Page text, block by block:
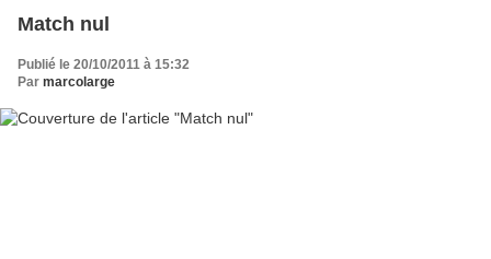
Match nul
Publié le 20/10/2011 à 15:32
Par marcolarge